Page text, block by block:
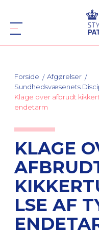
Forside
Afgørelser
Sundhedsvæsenets
Klage over afbrudt
endetarm
KLAGE
LSE AF